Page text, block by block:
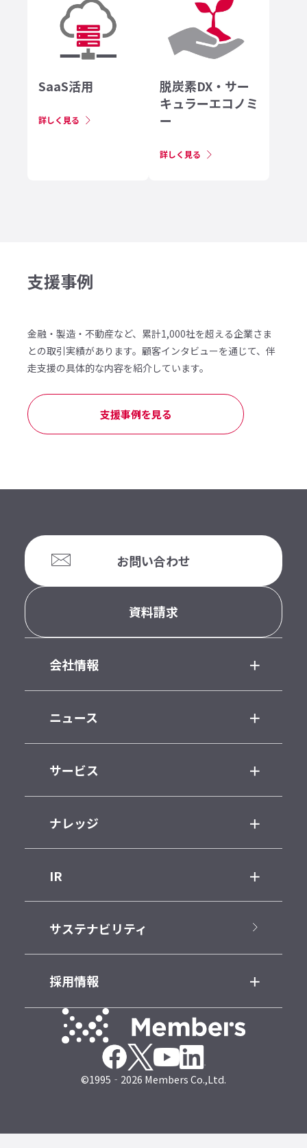
SaaS活用
詳しく見る
脱炭素DX・サー
キュラーエコノミ
ー
詳しく見る
支援事例
金融・製造・不動産など、累計1,000社を超える企業さま
との取引実績があります。顧客インタビューを通じて、伴
走支援の具体的な内容を紹介しています。
支援事例を見る
お問い合わせ
資料請求
会社情報
ニュース
サービス
ナレッジ
IR
サステナビリティ
採用情報
©1995‐2026 Members Co.,Ltd.